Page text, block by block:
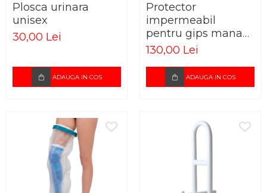
Plosca urinara
unisex
30,00 Lei
ADAUGA IN COS
Protector
impermeabil
pentru gips mana
adulti
130,00 Lei
ADAUGA IN COS